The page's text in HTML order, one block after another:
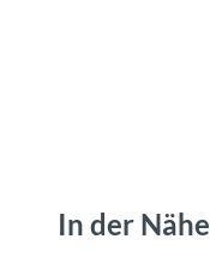
In der Nähe